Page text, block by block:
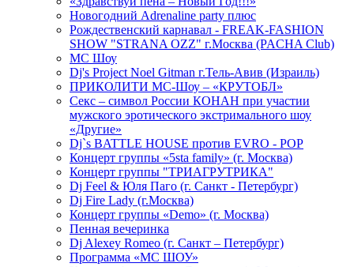
Новогодний Adrenaline party плюс
Рождественский карнавал - FREAK-FASHION
SHOW "STRANA OZZ" г.Москва (PACHA Club)
MC Шоу
Dj's Project Noel Gitman г.Тель-Авив (Израиль)
ПРИКОЛИТИ МС-Шоу – «КРУТОБЛ»
Секс – символ России КОНАН при участии
мужского эротического экстримального шоу
«Другие»
Dj`s BATTLE HOUSE против EVRO - POP
Концерт группы «5sta family» (г. Москва)
Концерт группы "ТРИАГРУТРИКА"
Dj Feel & Юля Паго (г. Санкт - Петербург)
Dj Fire Lady (г.Москва)
Концерт группы «Demo» (г. Москва)
Пенная вечеринка
Dj Alexey Romeo (г. Санкт – Петербург)
Программа «МС ШОУ»